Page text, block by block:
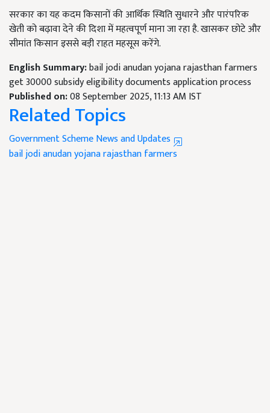
सरकार का यह कदम किसानों की आर्थिक स्थिति सुधारने और पारंपरिक
खेती को बढ़ावा देने की दिशा में महत्वपूर्ण माना जा रहा है. खासकर छोटे और
सीमांत किसान इससे बड़ी राहत महसूस करेंगे.
English Summary:bail jodi anudan yojana rajasthan farmers
get 30000 subsidy eligibility documents application process
Published on:08 September 2025, 11:13 AM IST
Related Topics
Government Scheme News and Updates
bail jodi anudan yojanarajasthan farmers